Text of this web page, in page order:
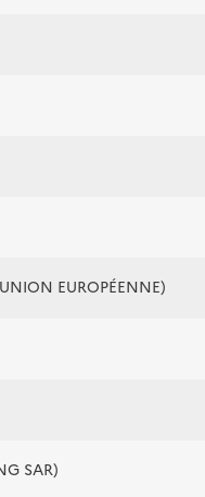
EUROPÉENNE)
SAR)